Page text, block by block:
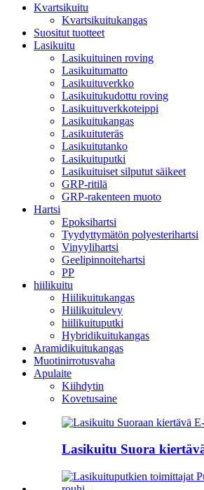
Kvartsikuitu
Kvartsikuitukangas
Suositut tuotteet
Lasikuitu
Lasikuituinen roving
Lasikuitumatto
Lasikuituverkko
Lasikuitukudottu roving
Lasikuituverkkoteippi
Lasikuitukangas
Lasikuituteräs
Lasikuitutanko
Lasikuituputki
Lasikuituiset silputut säikeet
GRP-ritilä
GRP-rakenteen muoto
Hartsi
Epoksihartsi
Tyydyttymätön polyesterihartsi
Vinyylihartsi
Geelipinnoitehartsi
PP
hiilikuitu
Hiilikuitukangas
Hiilikuitulevy
hiilikuituputki
Hybridikuitukangas
Aramidikuitukangas
Muotinirrotusvaha
Apulaite
Kiihdytin
Kovetusaine
Lasikuitu Suora